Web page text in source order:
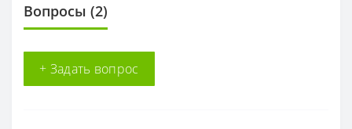
Вопросы (2)
+ Задать вопрос